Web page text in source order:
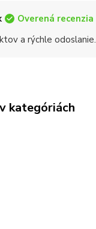
Overená recenzia
a rýchle odoslanie.
kategóriách